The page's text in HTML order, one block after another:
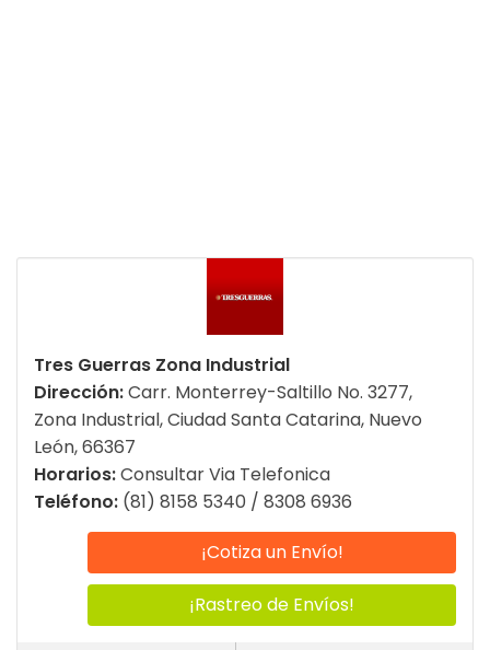
Tres Guerras Zona Industrial
Dirección:Carr. Monterrey-Saltillo No. 3277,
Zona Industrial, Ciudad Santa Catarina, Nuevo
León, 66367
Horarios:Consultar Via Telefonica
Teléfono: (81) 8158 5340 / 8308 6936
¡Cotiza un Envío!
¡Rastreo de Envíos!